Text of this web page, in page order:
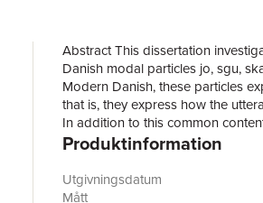
Abstract This dissertation
Danish modal particles jo, sgu,
Modern Danish, these particles
that is, they express how the
In addition to this common
expression features: they cannot
stressless, and they cannot
modal particles are structured in
Produktinformation
Utgivningsdatum
Mått